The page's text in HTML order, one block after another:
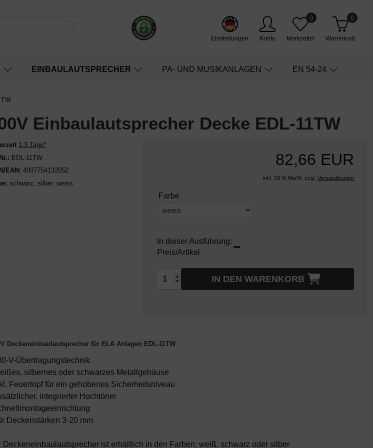
Einstellungen Konto Merkzettel
0
Warenkorb
0
EINBAULAUTSPRECHER PA- UND MUSIKANLAGEN EN 54-24
Einbaulautsprecher Decke EDL-11TW
1-3 Tage*
EDL-11TW
EAN: 4007754132052
schwarz silber, weiss
82,66 EUR
inkl. 19 % MwSt. zzgl. Versandkosten
Farbe
In dieser Ausführung:
Preis/Artikel
IN DEN WARENKORB
Deckeneinbaulautsprecher für ELA Anlagen EDL-11TW
V-Übertragungstechnik
silbernes oder schwarzes Metallgehäuse
Feuertopf für ein gehobenes Sicherheitsniveau
integrierter Hochtöner
Deckenstärken 3-20 mm
Deckeneinbaulautsprecher ist erhältlich in den Farben: weiß. schwarz oder silber